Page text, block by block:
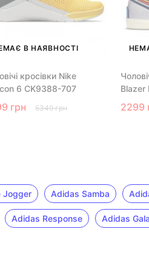
В НАЯВНОСТІ
кросівки Nike
6 CK9388-707
грн 5349 грн
Blazer
2299
Jogger Adidas Samba
Adidas Response Adidas